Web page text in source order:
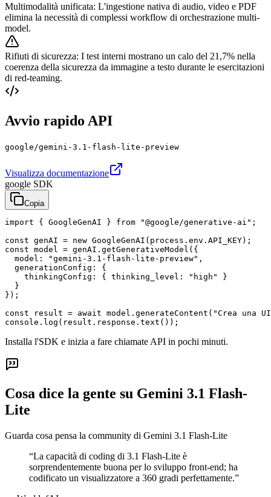
Multimodalità unificata: L'ingestione nativa di audio, video e PDF
elimina la necessità di complessi workflow di orchestrazione multi-
model.
Rifiuti di sicurezza: I test interni mostrano un calo del 21,7% nella
coerenza della sicurezza da immagine a testo durante le esercitazioni
di red-teaming.
Avvio rapido API
google/gemini-3.1-flash-lite-preview
Visualizza documentazione
google SDK
Copia
import { GoogleGenAI } from "@google/generative-ai";
const genAI = new GoogleGenAI(process.env.API_KEY);
const model = genAI.getGenerativeModel({
  model: "gemini-3.1-flash-lite-preview",
  generationConfig: {
    thinkingConfig: { thinking_level: "high" }
  }
});
const result = await model.generateContent("Crea una
console.log(result.response.text());
Installa l'SDK e inizia a fare chiamate API in pochi minuti.
Cosa dice la gente su Gemini 3.1 Flash-
Lite
Guarda cosa pensa la community di Gemini 3.1 Flash-Lite
“La capacità di coding di 3.1 Flash-Lite è
sorprendentemente buona per lo sviluppo front-end; ha
codificato un visualizzatore a 360 gradi perfettamente.”